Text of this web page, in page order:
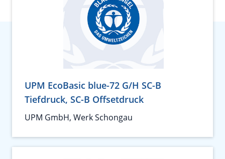
UPM EcoBasic blue-72 G/H SC-B
Tiefdruck, SC-B Offsetdruck
UPM GmbH, Werk Schongau